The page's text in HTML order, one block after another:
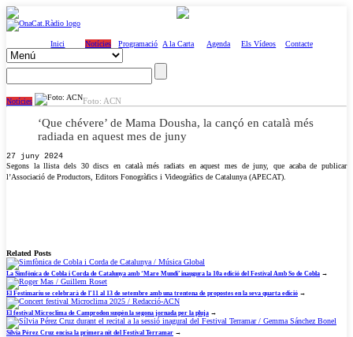
Inici Notícies Programació A la Carta Agenda Els Vídeos Contacte
Notícies Foto: ACN
‘Que chévere’ de Mama Dousha, la cançó en català més
radiada en aquest mes de juny
27 juny 2024
Segons la llista dels 30 discs en català més radiats en aquest mes de juny, que acaba de publicar
l’Associació de Productors, Editors Fonogràfics i Videogràfics de Catalunya (APECAT).
Related Posts
La Simfònica de Cobla i Corda de Catalunya amb ‘Mare Mundi’ inaugura la 10a edició del Festival Amb So de Cobla →
El Festimariu se celebrarà de l’11 al 13 de setembre amb una trentena de propostes en la seva quarta edició →
El festival Microclima de Camprodon suspèn la segona jornada per la pluja →
Sílvia Pérez Cruz encisa la primera nit del Festival Terramar →